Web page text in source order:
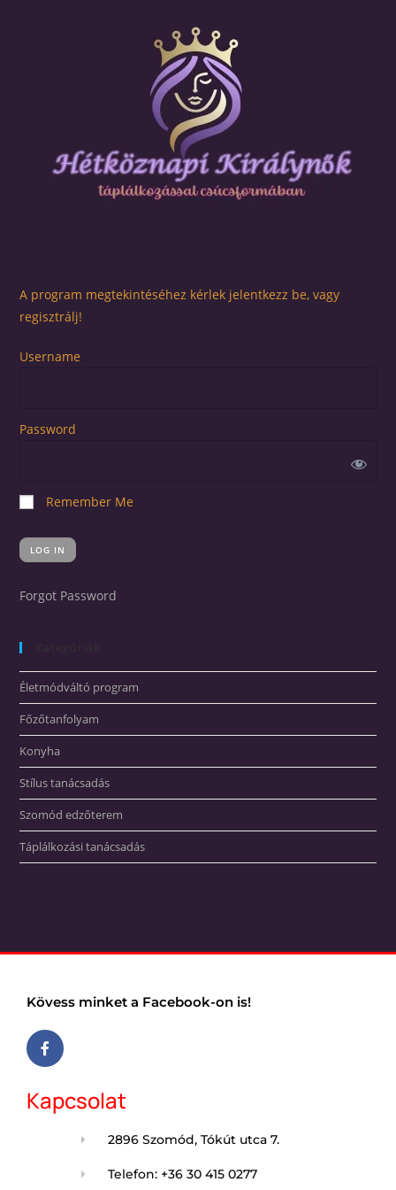
A program megtekintéséhez kérlek jelentkezz be, vagy
regisztrálj!
Username
Password
Remember Me
Forgot Password
Életmódváltó program
Főzőtanfolyam
Konyha
Stílus tanácsadás
Szomód edzőterem
Táplálkozási tanácsadás
Kövess minket a Facebook-on is!
Kapcsolat
2896 Szomód, Tókút utca 7.
Telefon: +36 30 415 0277